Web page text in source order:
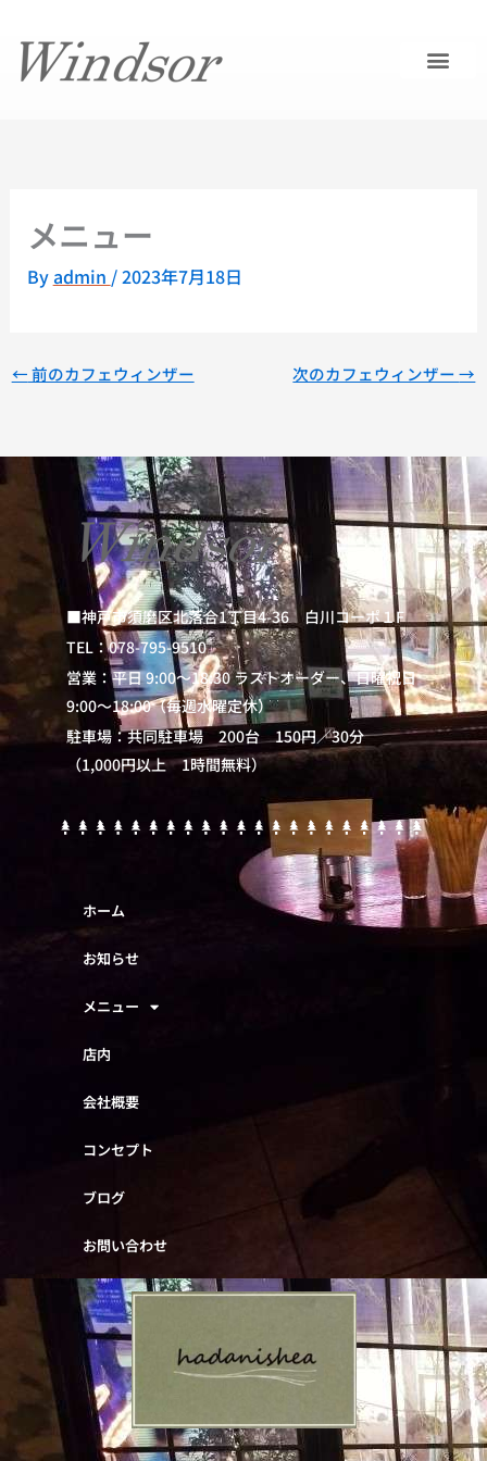
メニュー
By admin /2023年7月18日
←前のカフェウィンザー 次のカフェウィンザー→
■神戸市須磨区北落合1丁目4-36 白川コーポ１F
TEL：078-795-9510
営業：平日 9:00～18:30 ラストオーダー、日曜祝日
9:00～18:00（毎週水曜定休）
駐車場：共同駐車場 200台 150円／30分
（1,000円以上 1時間無料）
ホーム
お知らせ
メニュー
店内
会社概要
コンセプト
ブログ
お問い合わせ